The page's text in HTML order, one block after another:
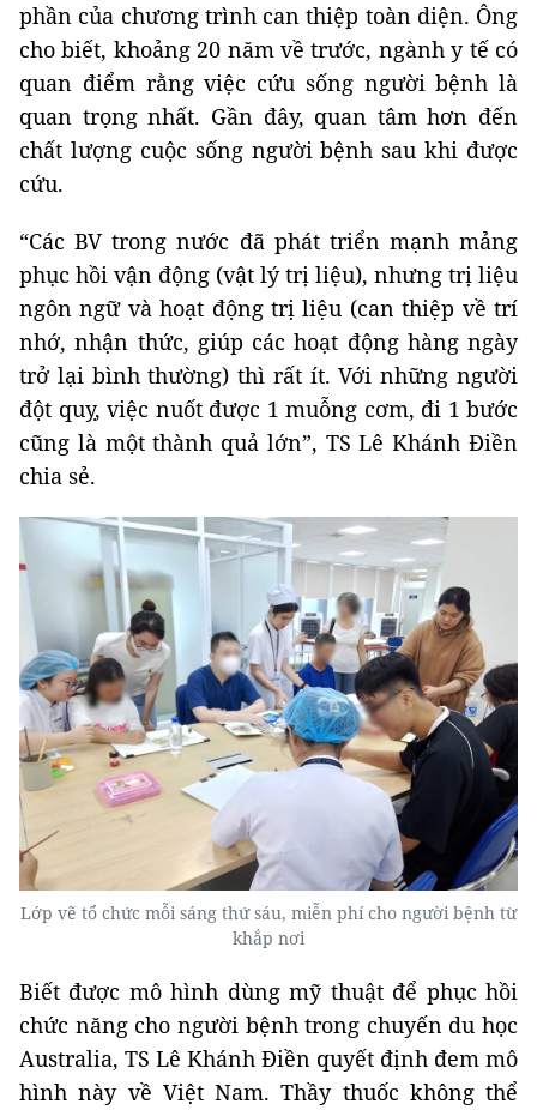
phần của chương trình can thiệp toàn diện. Ông
cho biết, khoảng 20 năm về trước, ngành y tế có
quan điểm rằng việc cứu sống người bệnh là
quan trọng nhất. Gần đây, quan tâm hơn đến
chất lượng cuộc sống người bệnh sau khi được
cứu.
“Các BV trong nước đã phát triển mạnh mảng
phục hồi vận động (vật lý trị liệu), nhưng trị liệu
ngôn ngữ và hoạt động trị liệu (can thiệp về trí
nhớ, nhận thức, giúp các hoạt động hàng ngày
trở lại bình thường) thì rất ít. Với những người
đột quỵ, việc nuốt được 1 muỗng cơm, đi 1 bước
cũng là một thành quả lớn”, TS Lê Khánh Điền
chia sẻ.
Lớp vẽ tổ chức mỗi sáng thứ sáu, miễn phí cho người bệnh từ
khắp nơi
Biết được mô hình dùng mỹ thuật để phục hồi
chức năng cho người bệnh trong chuyến du học
Australia, TS Lê Khánh Điền quyết định đem mô
hình này về Việt Nam. Thầy thuốc không thể